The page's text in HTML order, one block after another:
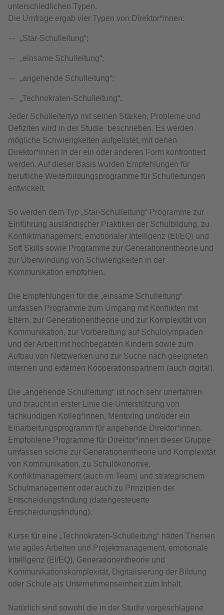
unterschiedlichen Typen.
Die Umfrage ergab vier Typen von Direktor*innen:
„Star-Schulleitung“;
„einsame Schulleitung“;
„angehende Schulleitung“;
„Technokraten-Schulleitung“.
Jeder Schulleitertyp mit seinen Stärken, Probleme und
Defiziten wird in der Studie beschrieben. Es werden
mögliche Schwierigkeiten aufgelistet, mit denen
Direktor*innen in der ein oder anderen Form konfrontiert
werden. Auf dieser Basis wurden Empfehlungen für
berufliche Weiterbildungsprogramme für Schulleitungen
entwickelt.
So werden dem Typ „Star-Schulleitung“ Programme zur
Einführung ausländischer Praktiken der Schulbildung, zu
Konfliktmanagement, emotionaler Intelligenz (EI/EQ) und
Soft Skills sowie Programme zur Generationentheorie und
zur Überwindung von Schwierigkeiten in der
Kommunikation empfohlen.
Die Empfehlungen für die „einsame Schulleitung“
umfassen Programme zum Umgang mit Konflikten mit
Eltern, zur Generationentheorie und zur Komplexität von
Kommunikation, zur Vorbereitung auf Schulolympiaden
und der Arbeit mit hochbegabten Kindern sowie zum
Aufbau von Netzwerken und zur Suche nach geeigneten
internen und externen Kooperationspartnern (auch digital).
Die „angehende Schulleitung“ ist noch sehr unerfahren
und braucht in erster Linie die Unterstützung von
fachkundigen Kolleg*innen, Mentoring und/oder ein
Einarbeitungsprogramm für angehende Direktor*innen.
Empfohlene Programme für Direktor*innen dieser Gruppe
umfassen solche zur Generationentheorie und Komplexität
von Kommunikation, zu Schulökonomie,
Konfliktmanagement (auch im Team) und strategischem
Schulmanagement oder auch zu Prinzipien der
Entscheidungsfindung (datengesteuerte
Entscheidungsfindung).
Kurse für eine „Technokraten-Schulleitung“ hätten Themen
wie agiles Arbeiten und Projektmanagement, emotionale
Intelligenz (EI/EQ), Generationentheorie und
Kommunikationskomplexität, Digitalisierung der Bildung
oder Schule als Unternehmenseinheit zum Inhalt.
Natürlich sind sowohl die in der Studie vorgeschlagene